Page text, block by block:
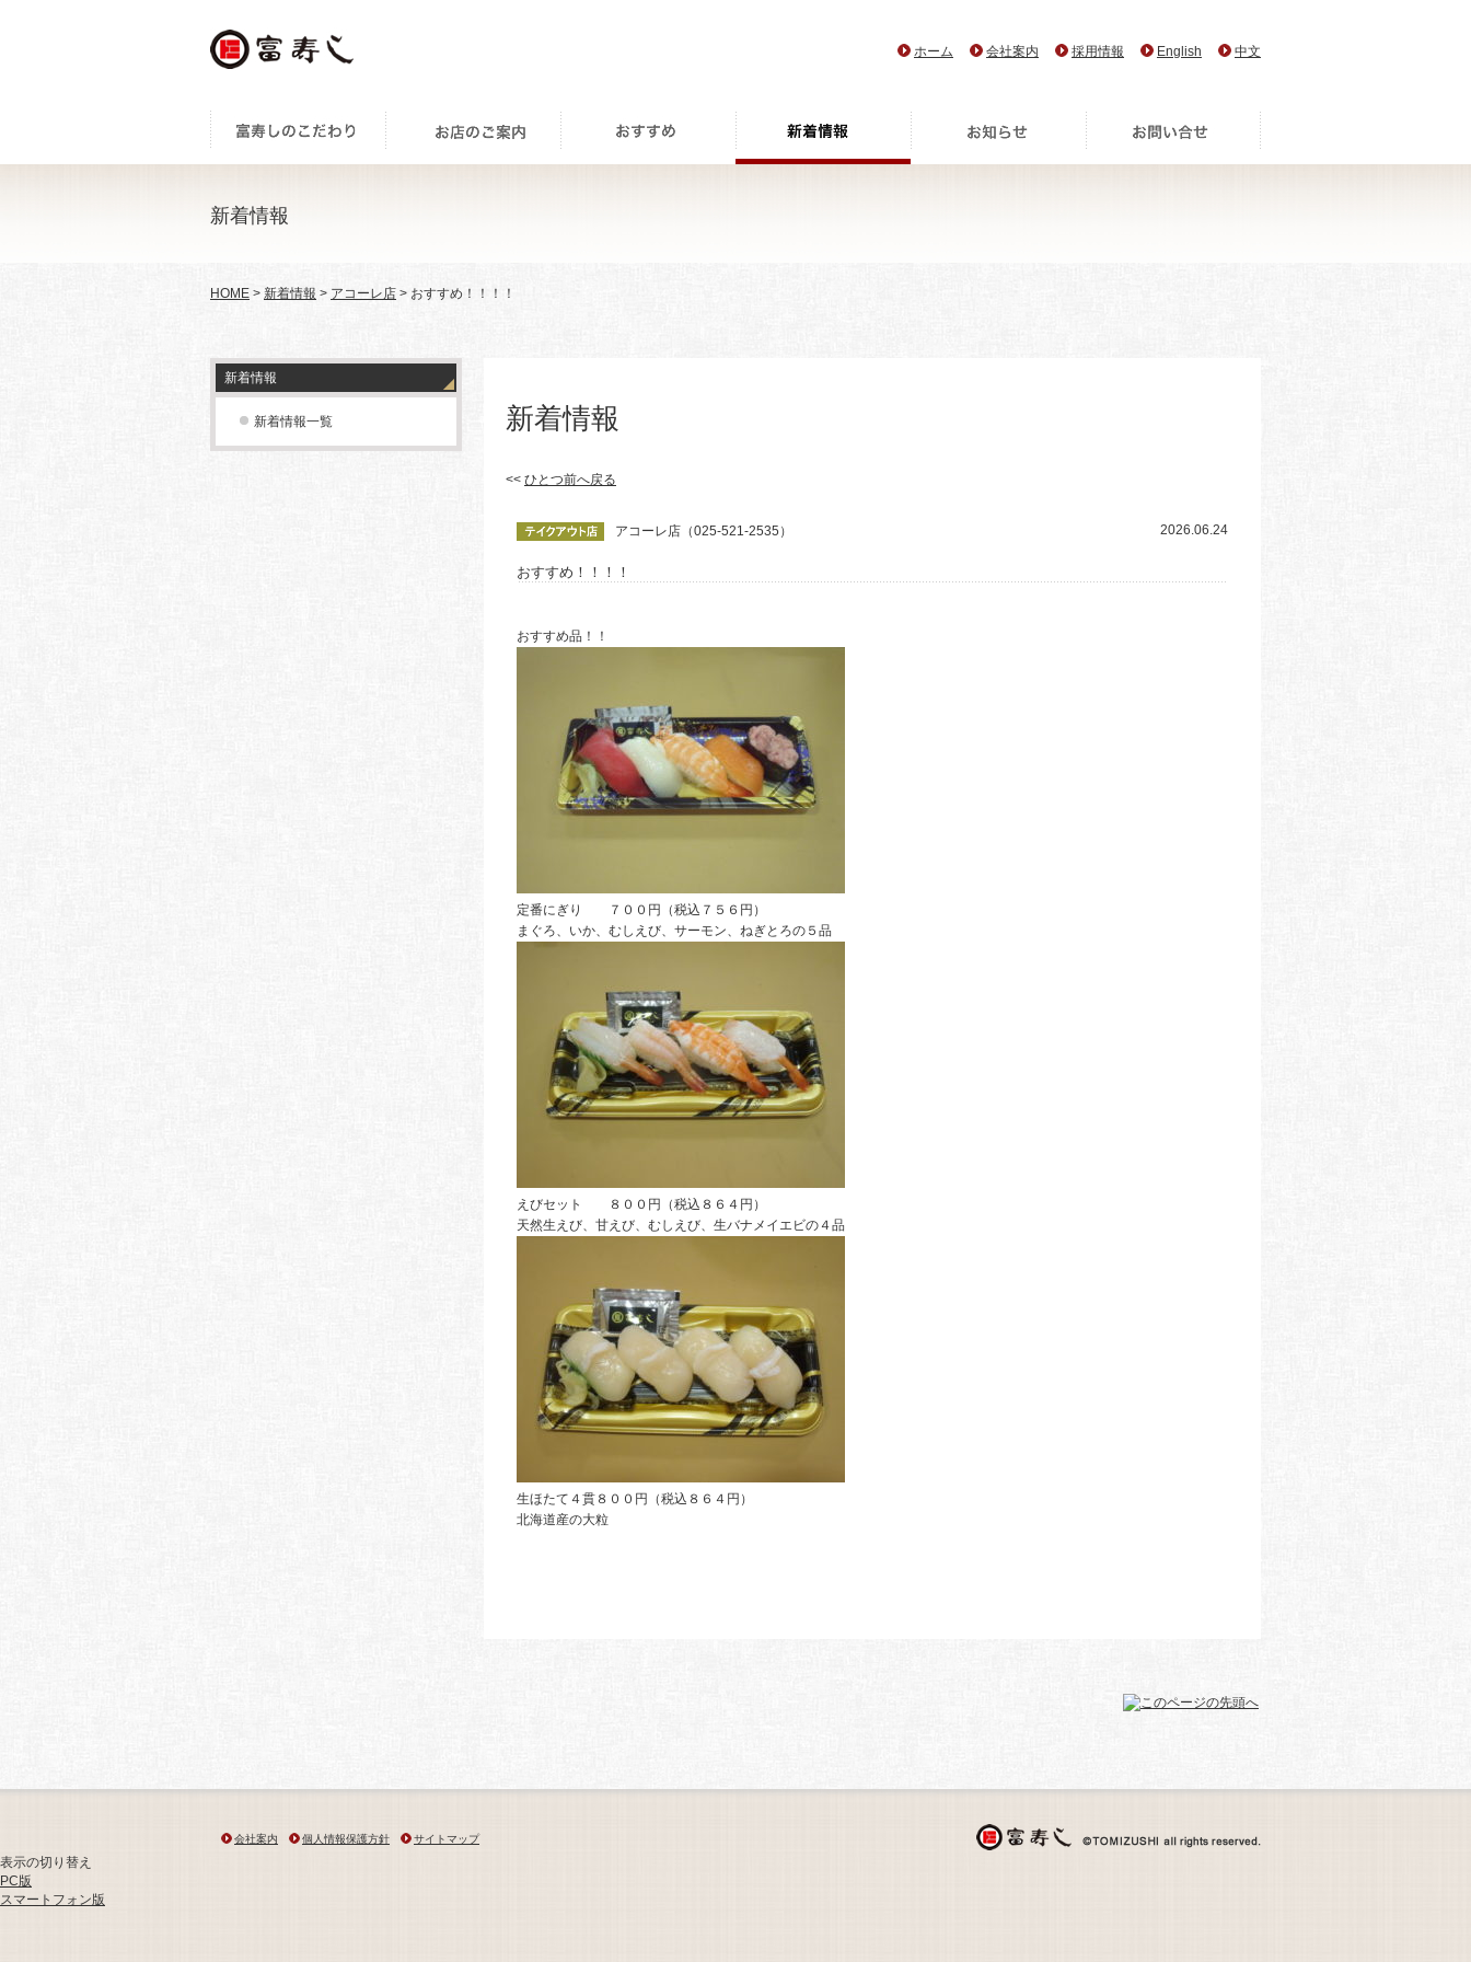
ホーム 会社案内 採用情報 English 中文
新着情報
HOME > 新着情報 > アコーレ店 > おすすめ！！！！
新着情報
新着情報一覧 新着情報
<< ひとつ前へ戻る
アコーレ店（025-521-2535） 2026.06.24
おすすめ！！！！
おすすめ品！！
定番にぎり ７００円（税込７５６円）
まぐろ、いか、むしえび、サーモン、ねぎとろの５品
えびセット ８００円（税込８６４円）
天然生えび、甘えび、むしえび、生バナメイエビの４品
生ほたて４貫８００円（税込８６４円）
北海道産の大粒
会社案内 個人情報保護方針 サイトマップ
表示の切り替え
PC版
スマートフォン版